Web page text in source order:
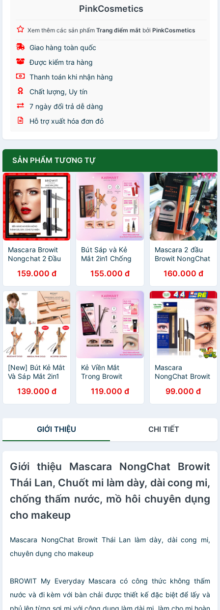
PinkCosmetics
Xem thêm các sản phẩm Trang điểm mắt bởi PinkCosmetics
Giao hàng toàn quốc
Được kiểm tra hàng
Thanh toán khi nhận hàng
Chất lượng, Uy tín
7 ngày đổi trả dễ dàng
Hỗ trợ xuất hóa đơn đỏ
SẢN PHẨM TƯƠNG TỰ
Mascara Browit
Nongchat 2 Đầu
Mascara 4 + 4g
SEXY BLACK
159.000 đ
Bút Sáp và Kẻ
Mắt 2in1 Chống
Browit
Eyemazing
Shadow and
Liner 0.85ml +
0.6g
155.000 đ
Mascara 2 đầu
Browit NongChat
trên 1 đầu siêu
nhỏ chuốt mi
dưới
160.000 đ
[New] Bút Kẻ Mắt
Và Sáp Mắt 2in1
Eyemazing
Shadow and
139.000 đ
Kẻ Viền Mắt
Trong Browit
Inner Eyeliner
0.1g
119.000 đ
Mascara
NongChat Browit
dày, dài cong mi,
chuyên dụng cho
99.000 đ
GIỚI THIỆU CHI TIẾT
Giới thiệu Mascara NongChat Browit
Thái Lan, Chuốt mi làm dày, dài cong mi,
chống thấm nước, mồ hôi chuyên dụng
cho makeup
Mascara NongChat Browit Thái Lan làm dày, dài cong mi,
chuyên dụng cho makeup
BROWIT My Everyday Mascara có công thức không thấm
nước và đi kèm với bàn chải được thiết kế đặc biệt để lấy và
phủ lên từng sợi mi với công dụng làm dài mi, làm cho mi hoàn